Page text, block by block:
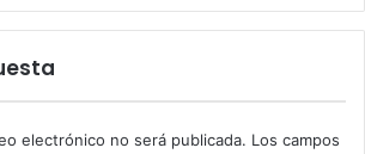
electrónico no será publicada. Los campos